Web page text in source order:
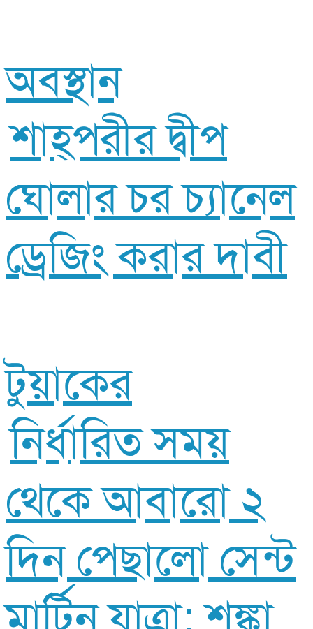
অবস্থান
শাহ্পরীর দ্বীপ
ঘোলার চর চ‍্যানেল
ড্রেজিং করার দাবী
টুয়াকের
নির্ধারিত সময়
থেকে আবারো ২
দিন পেছালো সেন্ট